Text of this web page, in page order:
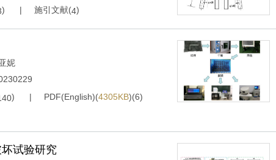
) 施引文献(4)
妮
) PDF(English)(4305KB)(6)
试验研究